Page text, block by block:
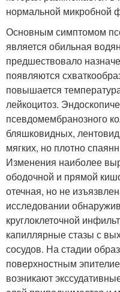
нормальной микробной
Основным симптомом
является обильная
предшествовало
появляются
повышается
лейкоцитоз.
псевдомембранозного
бляшковидных,
мягких, но плотно
Изменения наиболее
ободочной и прямой
отечная, но не
исследовании
круглоклеточной
капиллярные стазы с
сосудов. На стадии
поверхностным
возникают